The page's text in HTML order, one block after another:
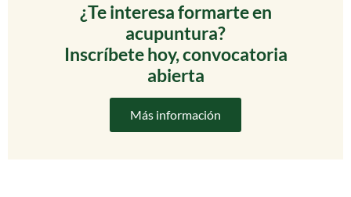
¿Te interesa formarte en
acupuntura?
Inscríbete hoy, convocatoria
abierta
Más información